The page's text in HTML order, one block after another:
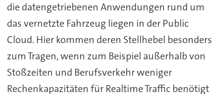
die datengetriebenen Anwendungen rund um
das vernetzte Fahrzeug liegen in der Public
Cloud. Hier kommen deren Stellhebel besonders
zum Tragen, wenn zum Beispiel außerhalb von
Stoßzeiten und Berufsverkehr weniger
Rechenkapazitäten für Realtime Traffic benötigt